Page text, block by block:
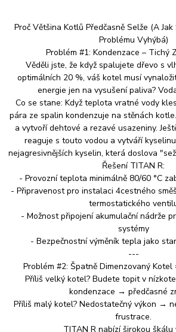
Proč Většina Kotlů Předčasně Selže (A
Problému Vyhýbá)
Problém #1: Kondenzace – Tichý
Věděli jste, že když spalujete dřevo s
optimálních 20 %, váš kotel musí
energie jen na vysušení paliva?
Co se stane: Když teplota vratné vody
pára ze spalin kondenzuje na stěnách
a vytvoří dehtové a rezavé usazeniny.
reaguje s touto vodou a vytváří
nejagresivnějších kyselin, která doslova
Řešení TITAN R:
- Provozní teplota minimálně 80/60 °C
- Připravenost pro instalaci 4cestného
termostatického
- Možnost připojení akumulační nádrže
systémy
- Bezpečnostní výměník tepla jako
---
Problém #2: Špatně Dimenzovaný Kotel
Příliš velký kotel? Budete topit v
kondenzace → předčasné
Příliš malý kotel? Nedostatečný výkon →
frustrace.
TITAN R nabízí širokou škálu